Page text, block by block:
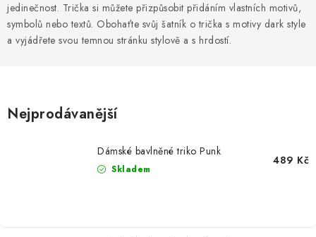
VÁNOCE
Obchodní podmínky
Zásady zpracování ochrany osobních údajů
jedinečnost. Trička si můžete přizpůsobit přidáním vlastních motivů,
symbolů nebo textů. Obohaťte svůj šatník o trička s motivy dark style
a vyjádřete svou temnou stránku stylově a s hrdostí.
Nejprodávanější
Dámské bavlněné triko Punk
Skladem
489 Kč